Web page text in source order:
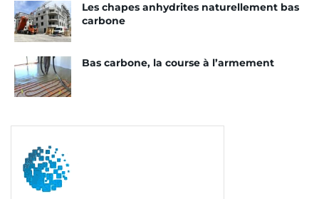
Knauf XTherm Sol Th30 est compatible avec les planchers
Quel type de marché visez-vous ? Le neuf ou la
rénovation ?
Les chapes anhydrites naturellement bas
carbone
Bas carbone, la course à l’armement